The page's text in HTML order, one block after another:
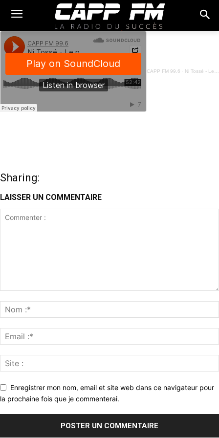
CAPP FM 99.6 · Ni Tossé - Le point pour le MIILD - 30 Mai 2023
Sharing:
LAISSER UN COMMENTAIRE
Enregistrer mon nom, email et site web dans ce navigateur pour
la prochaine fois que je commenterai.